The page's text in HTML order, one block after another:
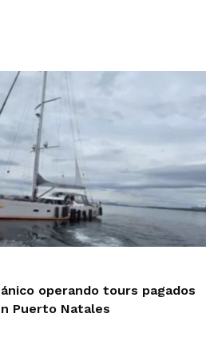
operando tours pagados
Puerto Natales